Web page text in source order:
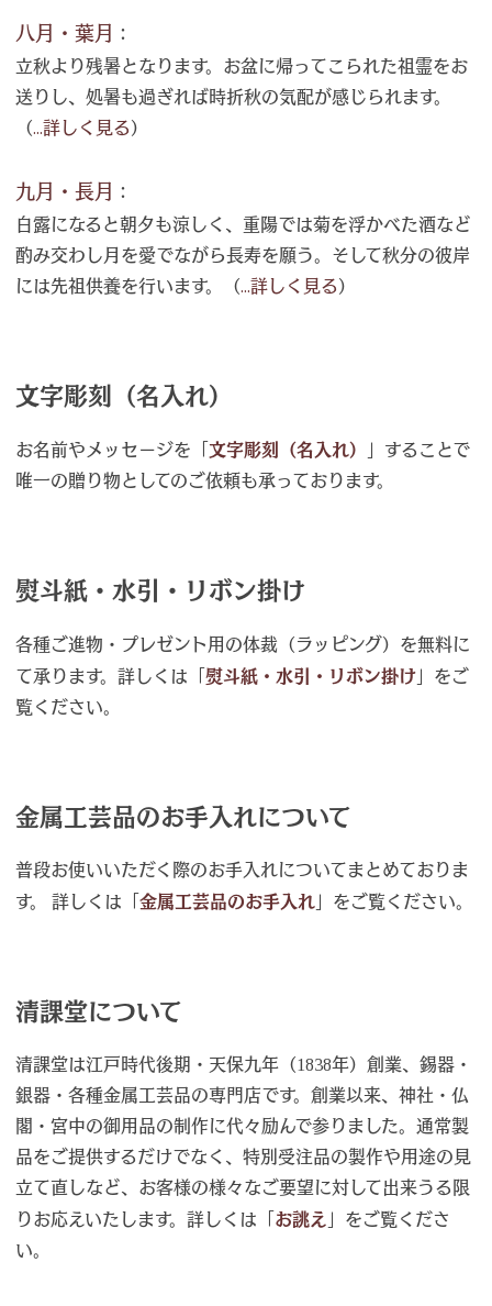
八月・葉月
：
立秋より残暑となります。お盆に帰ってこられた祖霊をお
送りし、処暑も過ぎれば時折秋の気配が感じられます。
（...詳しく見る）
九月・長月
：
白露になると朝夕も涼しく、重陽では菊を浮かべた酒など
酌み交わし月を愛でながら長寿を願う。そして秋分の彼岸
には先祖供養を行います。（...詳しく見る）
文字彫刻（名入れ）
お名前やメッセージを「 文字彫刻（名入れ）
」することで
唯一の贈り物としてのご依頼も承っております。
熨斗紙・水引・リボン掛け
各種ご進物・プレゼント用の体裁（ラッピング）を無料に
て承ります。詳しくは「 熨斗紙・水引・リボン掛け 」をご
覧ください。
金属工芸品のお手入れについて
普段お使いいただく際のお手入れについてまとめておりま
す。 詳しくは「 金属工芸品のお手入れ 」をご覧ください。
清課堂について
清課堂は江戸時代後期・天保九年（1838年）創業、錫器・
銀器・各種金属工芸品の専門店です。創業以来、神社・仏
閣・宮中の御用品の制作に代々励んで参りました。通常製
品をご提供するだけでなく、特別受注品の製作や用途の見
立て直しなど、お客様の様々なご要望に対して出来うる限
りお応えいたします。詳しくは「 お誂え 」をご覧くださ
い。